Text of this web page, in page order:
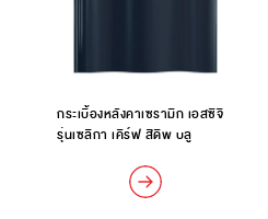
กระเบื้องหลังคาเซรามิก เอสซีจี
รุ่นเซลิกา เคิร์ฟ สีดีพ บลู